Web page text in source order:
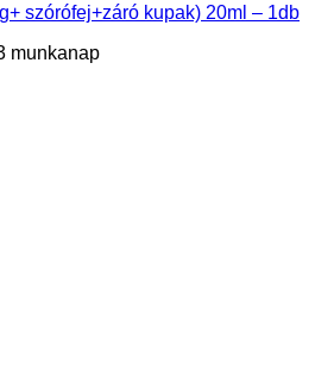
szórófej+záró kupak) 20ml – 1db
munkanap